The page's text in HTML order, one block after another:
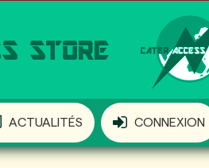
ACTUALITÉS CONNEXION